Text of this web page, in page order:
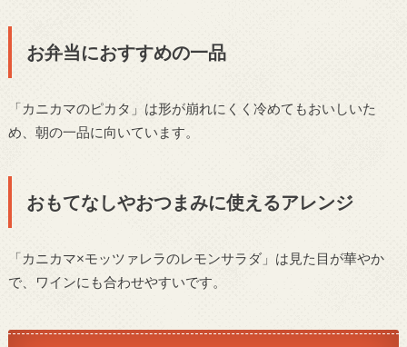
お弁当におすすめの一品
「カニカマのピカタ」は形が崩れにくく冷めてもおいしいた
め、朝の一品に向いています。
おもてなしやおつまみに使えるアレンジ
「カニカマ×モッツァレラのレモンサラダ」は見た目が華やか
で、ワインにも合わせやすいです。